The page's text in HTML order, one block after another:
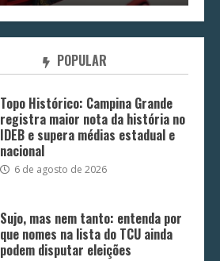
POPULAR
Topo Histórico: Campina Grande
registra maior nota da história no
IDEB e supera médias estadual e
nacional
6 de agosto de 2026
Sujo, mas nem tanto: entenda por
que nomes na lista do TCU ainda
podem disputar eleições